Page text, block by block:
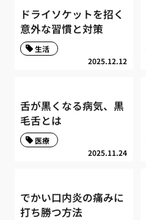
ドライソケットを招く
意外な習慣と対策
2025.12.12
生活
舌が黒くなる病気、黒
毛舌とは
2025.11.24
医療
でかい口内炎の痛みに
打ち勝つ方法